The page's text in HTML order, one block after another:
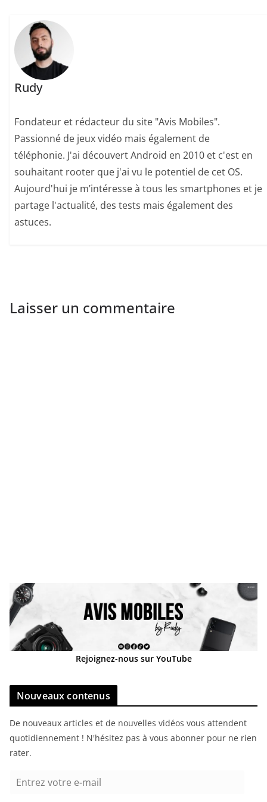
Rudy
Fondateur et rédacteur du site "Avis Mobiles".
Passionné de jeux vidéo mais également de
téléphonie. J'ai découvert Android en 2010 et c'est en
souhaitant rooter que j'ai vu le potentiel de cet OS.
Aujourd'hui je m’intéresse à tous les smartphones et je
partage l'actualité, des tests mais également des
astuces.
Laisser un commentaire
Rejoignez-nous sur YouTube
Nouveaux contenus
De nouveaux articles et de nouvelles vidéos vous attendent
quotidiennement ! N'hésitez pas à vous abonner pour ne rien
rater.